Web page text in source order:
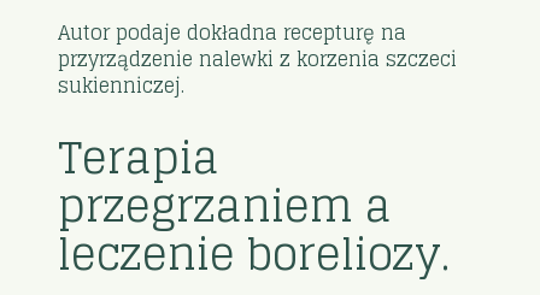
Autor podaje dokładna recepturę na
przyrządzenie nalewki z korzenia szczeci
sukienniczej.
Terapia
przegrzaniem a
leczenie boreliozy.